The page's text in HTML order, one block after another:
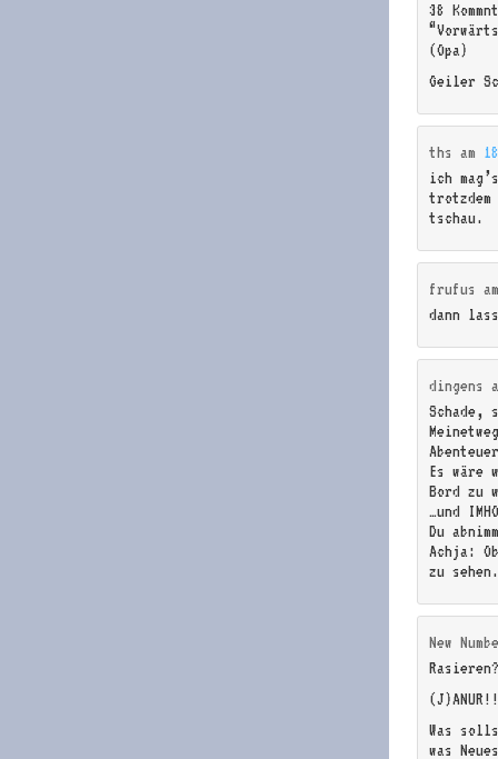
38
(Opa)
Geiler
ths am
ich
tschau.
frufus
dann
dingens
Schade,
Es wäre
Bord zu
…und
Du
Achja:
zu sehen.
New
Was
was